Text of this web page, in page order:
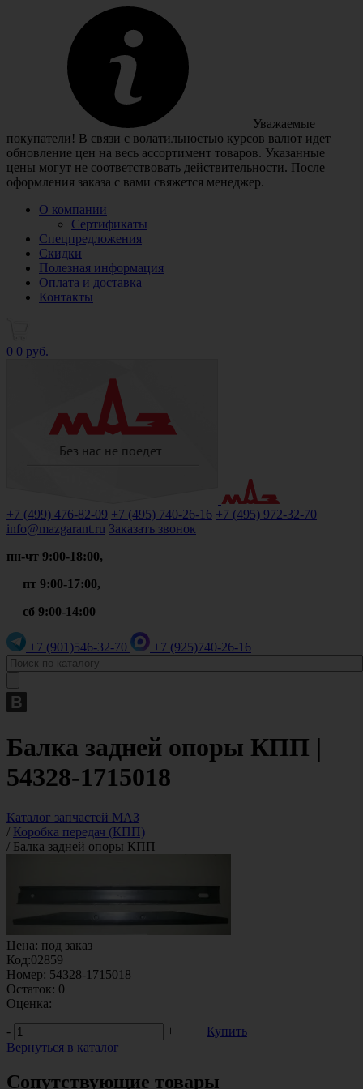
Уважаемые
покупатели! В связи с волатильностью курсов валют идет
обновление цен на весь ассортимент товаров. Указанные
цены могут не соответствовать действительности. После
оформления заказа с вами свяжется менеджер.
О компании
Сертификаты
Спецпредложения
Скидки
Полезная информация
Оплата и доставка
Контакты
0 0 руб.
+7 (499) 476-82-09 +7 (495) 740-26-16 +7 (495) 972-32-70
info@mazgarant.ru Заказать звонок
пн-чт 9:00-18:00,
пт 9:00-17:00,
сб 9:00-14:00
+7 (901)546-32-70 +7 (925)740-26-16
Балка задней опоры КПП |
54328-1715018
Каталог запчастей МАЗ
/ Коробка передач (КПП)
/ Балка задней опоры КПП
Цена: под заказ
Код:02859
Номер: 54328-1715018
Остаток: 0
Оценка:
-
+
Купить
Вернуться в каталог
Сопутствующие товары